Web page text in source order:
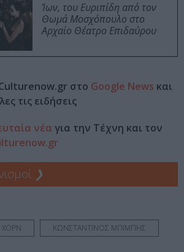
Ίων, του Ευριπίδη από τον
Θωμά Μοσχόπουλο στο
Αρχαίο Θέατρο Επιδαύρου
στο Google News και
τις ειδήσεις
νέα για την Τέχνη και τον
❯
ΧΟΡΝ ΚΩΝΣΤΑΝΤΙΝΟΣ ΜΠΙΜΠΗΣ